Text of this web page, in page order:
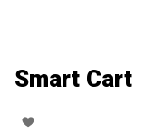
Smart Cart